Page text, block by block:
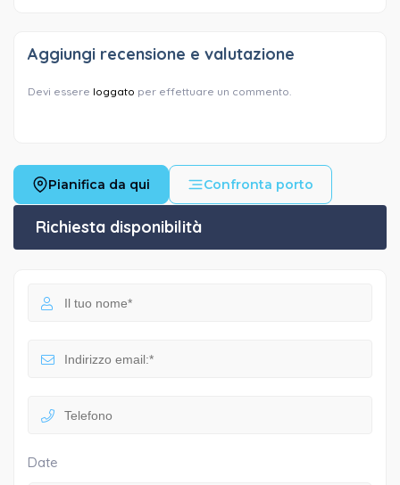
Aggiungi recensione e valutazione
Devi essere loggato per effettuare un commento.
Pianifica da qui Confronta porto
Richiesta disponibilità
Date